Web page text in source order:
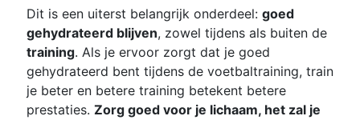
Dit is een uiterst belangrijk onderdeel: goed
gehydrateerd blijven, zowel tijdens als buiten de
training. Als je ervoor zorgt dat je goed
gehydrateerd bent tijdens de voetbaltraining, train
je beter en betere training betekent betere
prestaties. Zorg goed voor je lichaam, het zal je